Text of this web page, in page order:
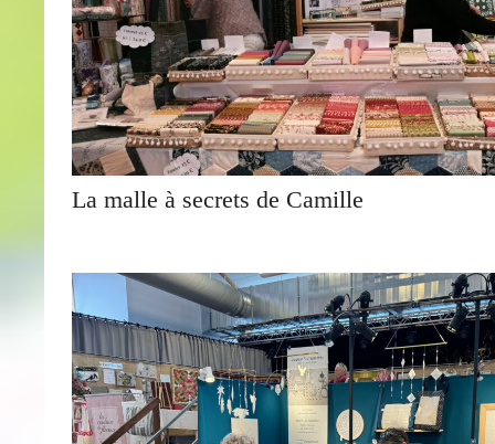
La malle à secrets de Camille